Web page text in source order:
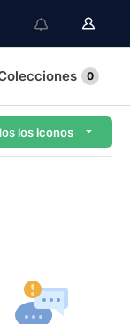
0
los iconos